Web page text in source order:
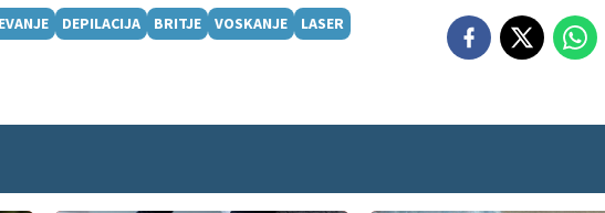
DEPILACIJA BRITJE VOSKANJE
LASER